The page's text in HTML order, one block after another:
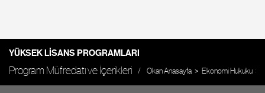
YÜKSEK LISANS PROGRAMLARI
Program Müfredatı ve İçerikleri Okan Anasayfa Ekonomi Hukuku